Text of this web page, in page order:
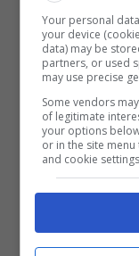
I successi di Max
Il sedile del
top driver e
inizieranno
Verstappen e
scoprire se
del team.
inglese, la
Your personal
your device
data) may be
partners, or used
may use precise
Some vendors
of legitimate
your options
or in the site
and cookie